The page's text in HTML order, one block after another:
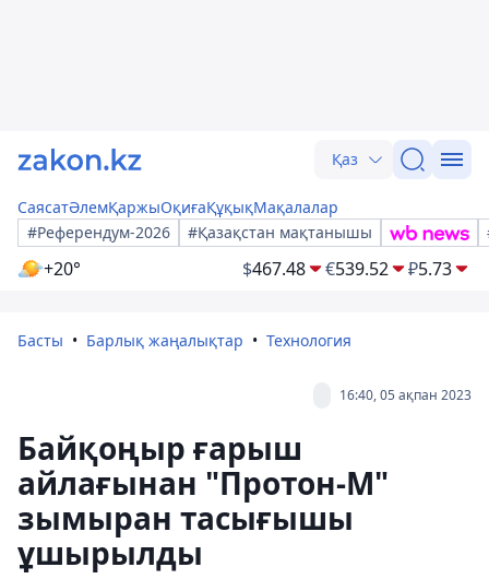
Қаз
СаясатӘлемҚаржыОқиғаҚұқықМақалалар
#Референдум-2026
#Қазақстан мақтанышы
+20° $467.48 €539.52 ₽5.73
Басты Барлық жаңалықтар Технология
16:40, 05 ақпан 2023
Байқоңыр ғарыш
айлағынан "Протон-М"
зымыран тасығышы
ұшырылды